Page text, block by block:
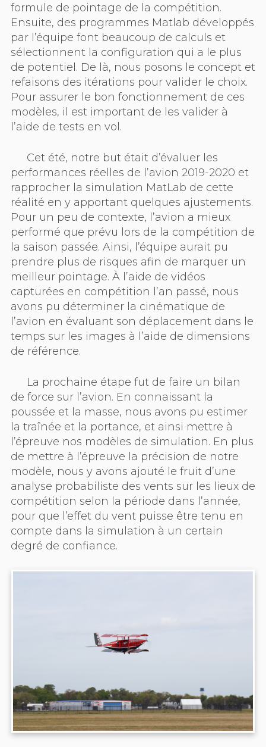
formule de pointage de la compétition.
Ensuite, des programmes Matlab développés
par l’équipe font beaucoup de calculs et
sélectionnent la configuration qui a le plus
de potentiel. De là, nous posons le concept et
refaisons des itérations pour valider le choix.
Pour assurer le bon fonctionnement de ces
modèles, il est important de les valider à
l’aide de tests en vol.
Cet été, notre but était d’évaluer les
performances réelles de l’avion 2019-2020 et
rapprocher la simulation MatLab de cette
réalité en y apportant quelques ajustements.
Pour un peu de contexte, l’avion a mieux
performé que prévu lors de la compétition de
la saison passée. Ainsi, l’équipe aurait pu
prendre plus de risques afin de marquer un
meilleur pointage. À l’aide de vidéos
capturées en compétition l’an passé, nous
avons pu déterminer la cinématique de
l’avion en évaluant son déplacement dans le
temps sur les images à l’aide de dimensions
de référence.
La prochaine étape fut de faire un bilan
de force sur l’avion. En connaissant la
poussée et la masse, nous avons pu estimer
la traînée et la portance, et ainsi mettre à
l’épreuve nos modèles de simulation. En plus
de mettre à l’épreuve la précision de notre
modèle, nous y avons ajouté le fruit d’une
analyse probabiliste des vents sur les lieux de
compétition selon la période dans l’année,
pour que l’effet du vent puisse être tenu en
compte dans la simulation à un certain
degré de confiance.